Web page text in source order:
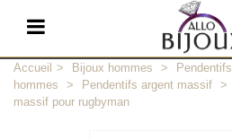
Accueil > Bijoux hommes > Pendentifs
hommes
> Pendentifs argent massif >
massif pour rugbyman